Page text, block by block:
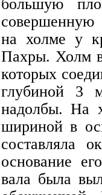
большую
совершенную
на холме у
Пахры. Холм
которых
глубиной 3
надолбы. На
шириной в
составляла
основание
вала была